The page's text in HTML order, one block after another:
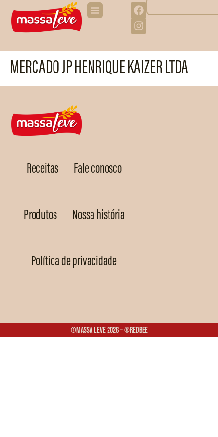
MERCADO JP HENRIQUE KAIZER LTDA
Receitas Fale conosco
Produtos Nossa história
Política de privacidade
®Massa Leve 2026 – ®Redbee